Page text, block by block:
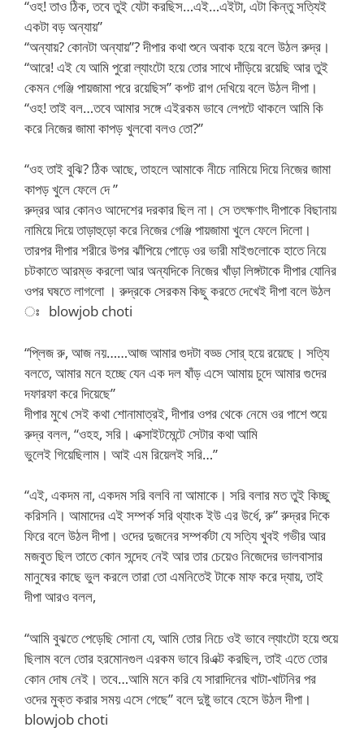
“ওহ! তাও ঠিক, তবে তুই যেটা করছিস…এই…এইটা, এটা কিন্তু সত্যিই
একটা বড় অন্যায়”
“অন্যায়? কোনটা অন্যায়”? দীপার কথা শুনে অবাক হয়ে বলে উঠল রুদ্র।
“আরে! এই যে আমি পুরো ল্যাংটো হয়ে তোর সাথে দাঁড়িয়ে রয়েছি আর তুই
কেমন গেঞ্জি পায়জামা পরে রয়েছিস” কপট রাগ দেখিয়ে বলে উঠল দীপা।
“ওহ! তাই বল…তবে আমার সঙ্গে এইরকম ভাবে লেপটে থাকলে আমি কি
করে নিজের জামা কাপড় খুলবো বলও তো?”
“ওহ তাই বুঝি? ঠিক আছে, তাহলে আমাকে নীচে নামিয়ে দিয়ে নিজের জামা
কাপড় খুলে ফেলে দে ”
রুদ্রর আর কোনও আদেশের দরকার ছিল না। সে তৎক্ষণাৎ দীপাকে বিছানায়
নামিয়ে দিয়ে তাড়াহুড়ো করে নিজের গেঞ্জি পায়জামা খুলে ফেলে দিলো।
তারপর দীপার শরীরে উপর ঝাঁপিয়ে পোড়ে ওর ভারী মাইগুলোকে হাতে নিয়ে
চটকাতে আরম্ভ করলো আর অন্যদিকে নিজের খাঁড়া লিঙ্গটাকে দীপার যোনির
ওপর ঘষতে লাগলো । রুদ্রকে সেরকম কিছু করতে দেখেই দীপা বলে উঠল
ঃ blowjob choti
“প্লিজ রু, আজ নয়……আজ আমার গুদটা বড্ড সোর্ হয়ে রয়েছে। সত্যি
বলতে, আমার মনে হচ্ছে যেন এক দল ষাঁড় এসে আমায় চুদে আমার গুদের
দফারফা করে দিয়েছে”
দীপার মুখে সেই কথা শোনামাত্রই, দীপার ওপর থেকে নেমে ওর পাশে শুয়ে
রুদ্র বলল, “ওহহ, সরি। এক্সাইটমেন্টে সেটার কথা আমি
ভুলেই গিয়েছিলাম। আই এম রিয়েলই সরি…”
“এই, একদম না, একদম সরি বলবি না আমাকে। সরি বলার মত তুই কিচ্ছু
করিসনি। আমাদের এই সম্পর্ক সরি থ্যাংক ইউ এর উর্ধে, রু” রুদ্রর দিকে
ফিরে বলে উঠল দীপা। ওদের দুজনের সম্পর্কটা যে সত্যি খুবই গভীর আর
মজবুত ছিল তাতে কোন সন্দেহ নেই আর তার চেয়েও নিজেদের ভালবাসার
মানুষের কাছে ভুল করলে তারা তো এমনিতেই টাকে মাফ করে দ্যায়, তাই
দীপা আরও বলল,
“আমি বুঝতে পেড়েছি সোনা যে, আমি তোর নিচে ওই ভাবে ল্যাংটো হয়ে শুয়ে
ছিলাম বলে তোর হরমোনগুল এরকম ভাবে রিএক্ট করছিল, তাই এতে তোর
কোন দোষ নেই। তবে…আমি মনে করি যে সারাদিনের খাটা-খাটনির পর
ওদের মুক্ত করার সময় এসে গেছে” বলে দুষ্টু ভাবে হেসে উঠল দীপা।
blowjob choti